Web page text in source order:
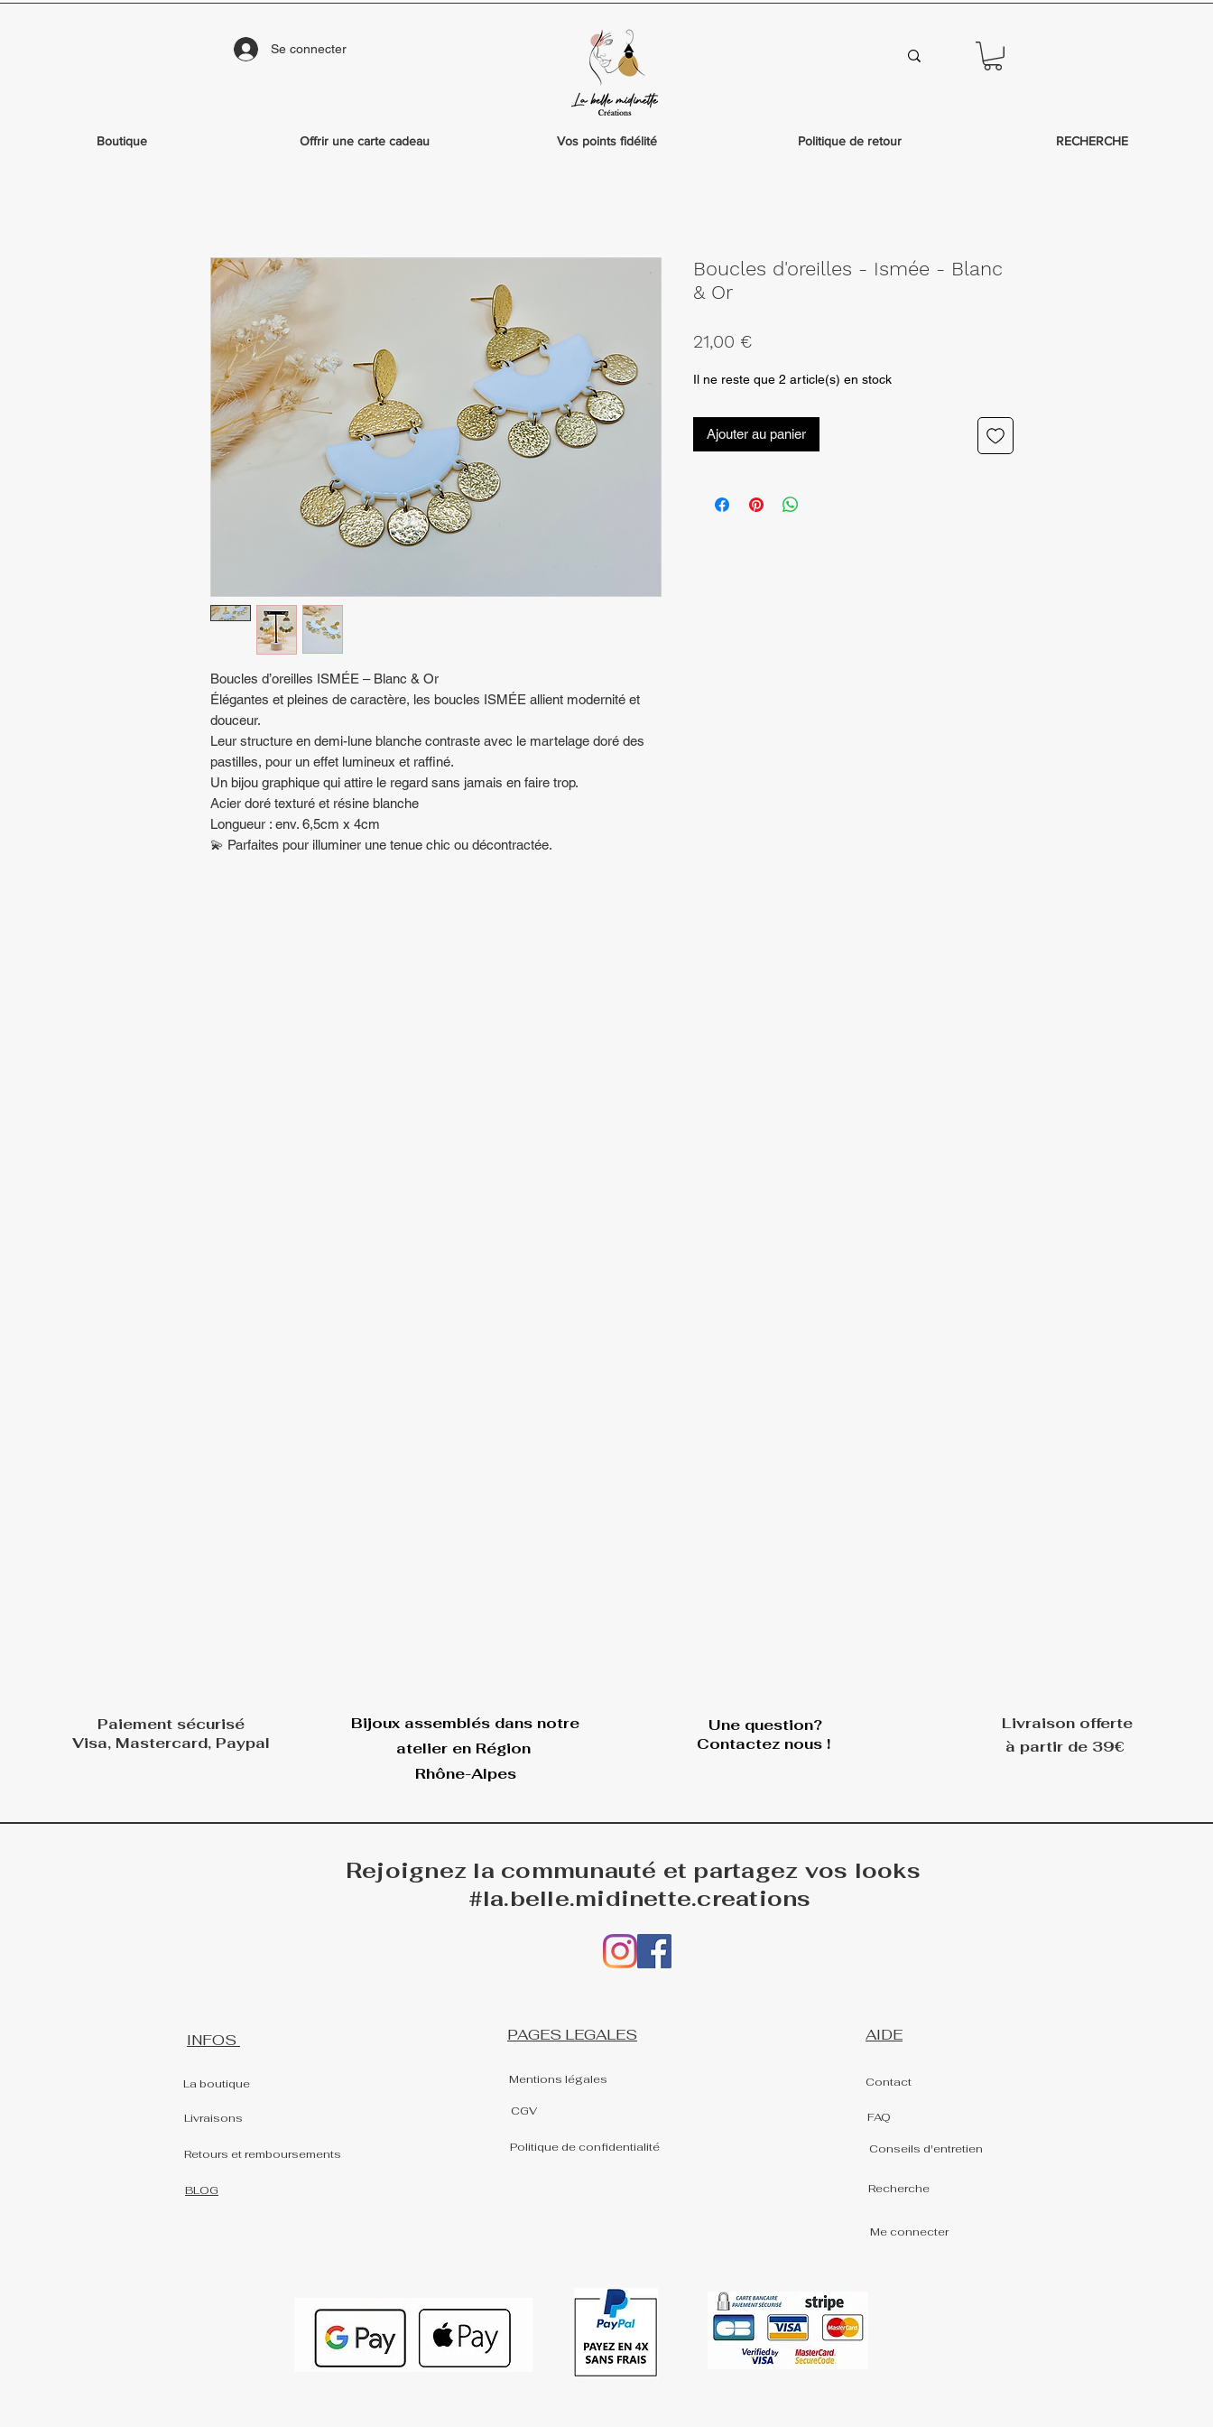
Se connecter
Boutique Offrir une carte cadeau Vos points fidélité Politique de retour RECHERCHE
Boucles d’oreilles ISMÉE – Blanc & Or
Élégantes et pleines de caractère, les boucles ISMÉE allient modernité et
douceur.
Leur structure en demi-lune blanche contraste avec le martelage doré des
pastilles, pour un effet lumineux et raffiné.
Un bijou graphique qui attire le regard sans jamais en faire trop.
Acier doré texturé et résine blanche
Longueur : env. 6,5cm x 4cm
💫 Parfaites pour illuminer une tenue chic ou décontractée.
Boucles d'oreilles - Ismée - Blanc
& Or
21,00 €
Il ne reste que 2 article(s) en stock
Ajouter au panier
Paiement sécurisé
Visa, Mastercard, Paypal
Bijoux assemblés dans notre
atelier en Région
Rhône-Alpes
Une question?
Contactez nous !
Livraison offerte
à partir de 39€
Rejoignez la communauté et partagez vos looks
#la.belle.midinette.creations
INFOS
La boutique
Livraisons
Retours et remboursements
BLOG
PAGES LEGALES
Mentions légales
CGV
Politique de confidentialité
AIDE
Contact
FAQ
Conseils d'entretien
Recherche
Me connecter